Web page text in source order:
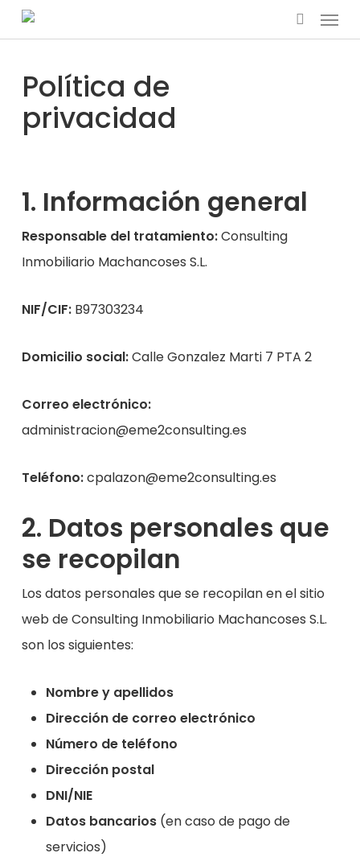
Skip
to
content
search
Menu
Política de
privacidad
1. Información general
Responsable del tratamiento:Consulting
Inmobiliario Machancoses S.L.
NIF/CIF:B97303234
Domicilio social:Calle Gonzalez Marti 7 PTA 2
Correo electrónico:
administracion@eme2consulting.es
Teléfono:cpalazon@eme2consulting.es
2. Datos personales que
se recopilan
Los datos personales que se recopilan en el sitio
web de Consulting Inmobiliario Machancoses S.L.
son los siguientes:
Nombre y apellidos
Dirección de correo electrónico
Número de teléfono
Dirección postal
DNI/NIE
Datos bancarios(en caso de pago de
servicios)